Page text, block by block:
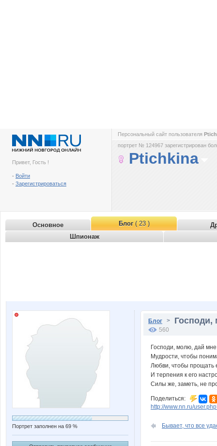
Привет, Гость !
- Войти
- Зарегистрироваться
Персональный сайт пользователя
портрет № 124967 зарегистрирован
Ptichkina
Основное Блог( 23 )
Шпионаж
Портрет заполнен на 69 %
Блог > Господи,
560
Господи, молю, дай
Мудрости, чтобы
Любви, чтобы прощать
И терпения к его
Силы же, заметь, не
Поделиться:
http://www.nn.ru/
Бывает, что все